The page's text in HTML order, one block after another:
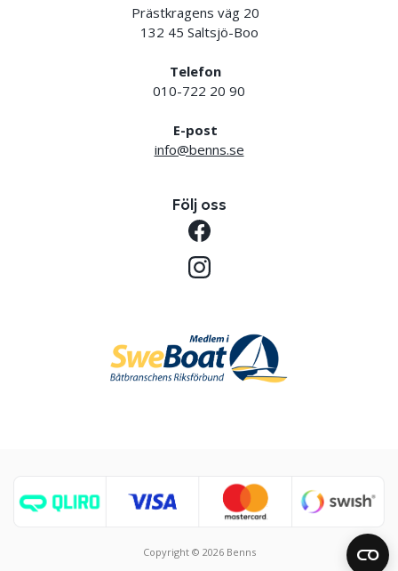
Prästkragens väg 20
132 45 Saltsjö-Boo
Telefon
010-722 20 90
E-post
info@benns.se
Följ oss
Copyright © 2026 Benns